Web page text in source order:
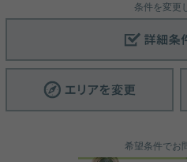
条件を変更
希望条件でお